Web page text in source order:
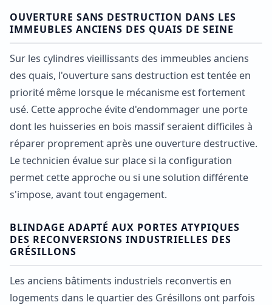
OUVERTURE SANS DESTRUCTION DANS LES
IMMEUBLES ANCIENS DES QUAIS DE SEINE
Sur les cylindres vieillissants des immeubles anciens
des quais, l'ouverture sans destruction est tentée en
priorité même lorsque le mécanisme est fortement
usé. Cette approche évite d'endommager une porte
dont les huisseries en bois massif seraient difficiles à
réparer proprement après une ouverture destructive.
Le technicien évalue sur place si la configuration
permet cette approche ou si une solution différente
s'impose, avant tout engagement.
BLINDAGE ADAPTÉ AUX PORTES ATYPIQUES
DES RECONVERSIONS INDUSTRIELLES DES
GRÉSILLONS
Les anciens bâtiments industriels reconvertis en
logements dans le quartier des Grésillons ont parfois